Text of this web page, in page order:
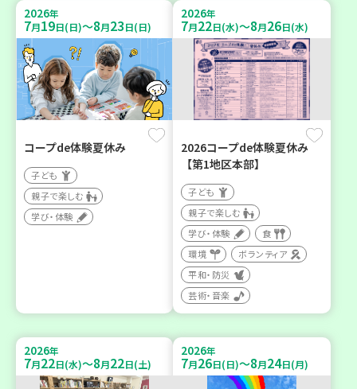
2026年
7月19日(日)～8月23日(日)
コープde体験夏休み
子ども
親子で楽しむ
学び・体験
2026年
7月22日(水)～8月26日(水)
2026コープde体験夏休み
【第1地区本部】
子ども
親子で楽しむ
学び・体験
食
環境
ボランティア
平和・防災
芸術・音楽
2026年
7月22日(水)～8月22日(土)
2026年
7月26日(日)～8月24日(月)